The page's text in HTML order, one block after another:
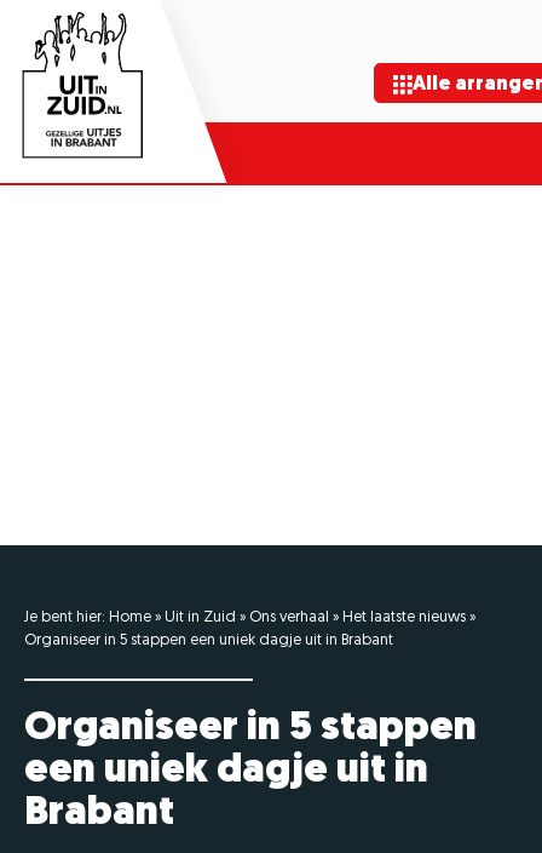
Alle
Je bent hier: Home » Uit in Zuid » Ons verhaal » Het laatste nieuws »
Organiseer in 5 stappen een uniek dagje uit in Brabant
Organiseer in 5 stappen
een uniek dagje uit in
Brabant